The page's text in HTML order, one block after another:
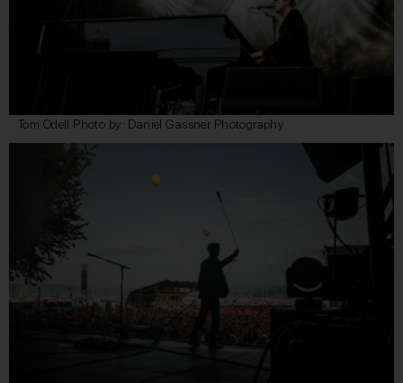
Tom Odell Photo by: Daniel Gassner Photography